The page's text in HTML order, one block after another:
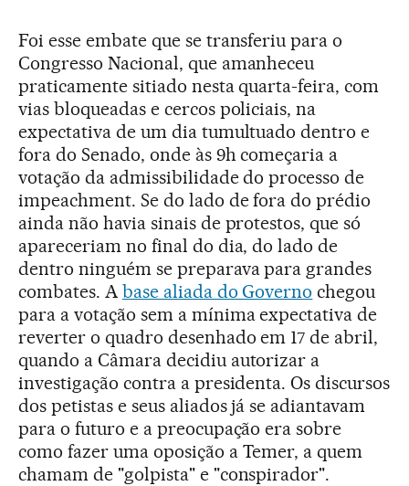
Foi esse embate que se transferiu para o
Congresso Nacional, que amanheceu
praticamente sitiado nesta quarta-feira, com
vias bloqueadas e cercos policiais, na
expectativa de um dia tumultuado dentro e
fora do Senado, onde às 9h começaria a
votação da admissibilidade do processo de
impeachment. Se do lado de fora do prédio
ainda não havia sinais de protestos, que só
apareceriam no final do dia, do lado de
dentro ninguém se preparava para grandes
combates. A base aliada do Governo chegou
para a votação sem a mínima expectativa de
reverter o quadro desenhado em 17 de abril,
quando a Câmara decidiu autorizar a
investigação contra a presidenta. Os discursos
dos petistas e seus aliados já se adiantavam
para o futuro e a preocupação era sobre
como fazer uma oposição a Temer, a quem
chamam de "golpista" e "conspirador".